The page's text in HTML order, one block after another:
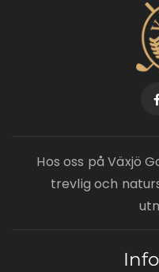
Hos oss på Växjö
trevlig och